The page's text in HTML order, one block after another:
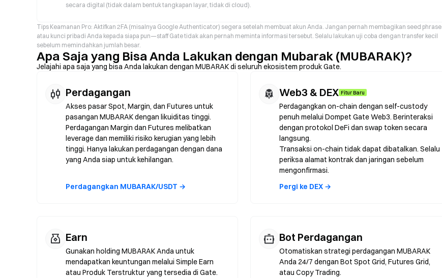
secara digital (tidak dalam bentuk tangkapan layar, tidak di cloud).
Tips Keamanan Pro: Aktifkan 2FA (misalnya Google Authenticator) segera setelah membuat akun Anda. Jangan pernah membagikan seed phrase
atau kunci pribadi Anda kepada siapa pun—staff Gate tidak akan pernah meminta informasi tersebut. Selalu lakukan uji coba dengan transfer kecil
sebelum memindahkan jumlah besar.
Apa Saja yang Bisa Anda Lakukan dengan Mubarak (MUBARAK)?
Jelajahi apa saja yang bisa Anda lakukan dengan MUBARAK di seluruh ekosistem produk Gate.
Perdagangan
Akses pasar Spot, Margin, dan Futures untuk
pasangan MUBARAK dengan likuiditas tinggi.
Perdagangan Margin dan Futures melibatkan
leverage dan memiliki risiko kerugian yang lebih
tinggi. Hanya lakukan perdagangan dengan dana
yang Anda siap untuk kehilangan.
Perdagangkan MUBARAK/USDT →
Web3 & DEX Fitur Baru
Perdagangkan on-chain dengan self-custody
penuh melalui Dompet Gate Web3. Berinteraksi
dengan protokol DeFi dan swap token secara
langsung.
Transaksi on-chain tidak dapat dibatalkan. Selalu
periksa alamat kontrak dan jaringan sebelum
mengonfirmasi.
Pergi ke DEX →
Earn
Gunakan holding MUBARAK Anda untuk
mendapatkan keuntungan melalui Simple Earn
atau Produk Terstruktur yang tersedia di Gate.
Bot Perdagangan
Otomatiskan strategi perdagangan MUBARAK
Anda 24/7 dengan Bot Spot Grid, Futures Grid,
atau Copy Trading.